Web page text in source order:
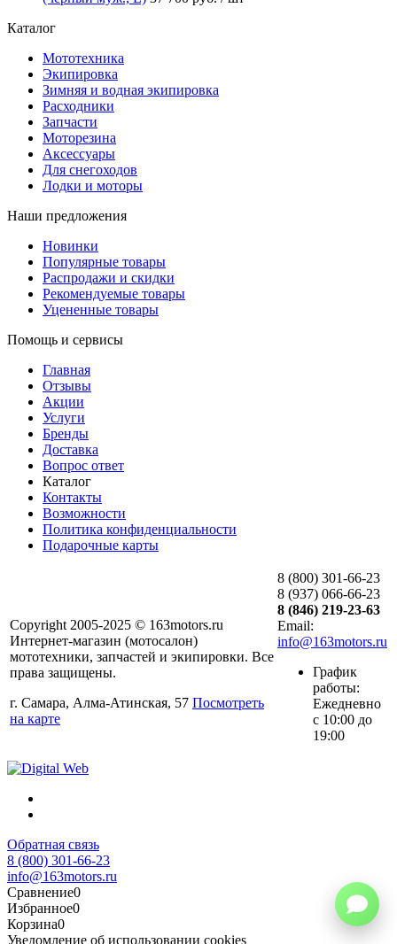
Каталог
Мототехника
Экипировка
Зимняя и водная экипировка
Расходники
Запчасти
Моторезина
Аксессуары
Для снегоходов
Лодки и моторы
Наши предложения
Новинки
Популярные товары
Распродажи и скидки
Рекомендуемые товары
Уцененные товары
Помощь и сервисы
Главная
Отзывы
Акции
Услуги
Бренды
Доставка
Вопрос ответ
Каталог
Контакты
Возможности
Политика конфиденциальности
Подарочные карты
Copyright 2005-2025 © 163motors.ru
Интернет-магазин (мотосалон)
мототехники, запчастей и экипировки. Все
права защищены.
г. Самара, Алма-Атинская, 57 Посмотреть
на карте
8 (800) 301-66-23
8 (937) 066-66-23
8 (846) 219-23-63
Email:
info@163motors.ru
График
работы:
Ежедневно
с 10:00 до
19:00
Обратная связь
8 (800) 301-66-23
info@163motors.ru
Сравнение0
Избранное0
Корзина0
Уведомление об использовании cookies